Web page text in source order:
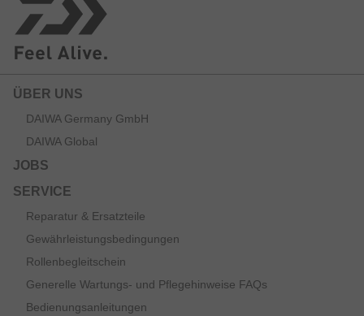
ÜBER UNS
DAIWA Germany GmbH
DAIWA Global
JOBS
SERVICE
Reparatur & Ersatzteile
Gewährleistungsbedingungen
Rollenbegleitschein
Generelle Wartungs- und Pflegehinweise FAQs
Bedienungsanleitungen